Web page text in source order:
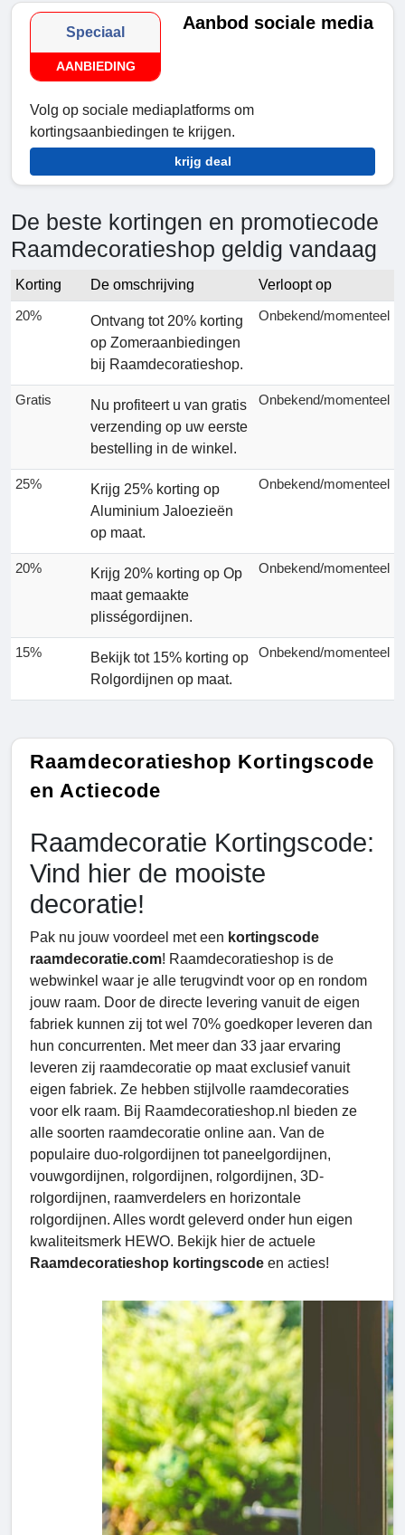
Speciaal
AANBIEDING
Aanbod sociale media
Volg op sociale mediaplatforms om
kortingsaanbiedingen te krijgen.
krijg deal
De beste kortingen en promotiecode
Raamdecoratieshop geldig vandaag
Korting De omschrijving
Verloopt op
20%
Ontvang tot 20% korting
op Zomeraanbiedingen
bij Raamdecoratieshop.
Onbekend/momenteel
Gratis
Nu profiteert u van gratis
verzending op uw eerste
bestelling in de winkel.
Onbekend/momenteel
25%
Krijg 25% korting op
Aluminium Jaloezieën
op maat.
Onbekend/momenteel
20%
Krijg 20% korting op Op
maat gemaakte
plisségordijnen.
Onbekend/momenteel
15%
Bekijk tot 15% korting op
Rolgordijnen op maat.
Onbekend/momenteel
Raamdecoratieshop Kortingscode
en Actiecode
Raamdecoratie Kortingscode:
Vind hier de mooiste
decoratie!
Pak nu jouw voordeel met een kortingscode
raamdecoratie.com! Raamdecoratieshop is de
webwinkel waar je alle terugvindt voor op en rondom
jouw raam. Door de directe levering vanuit de eigen
fabriek kunnen zij tot wel 70% goedkoper leveren dan
hun concurrenten. Met meer dan 33 jaar ervaring
leveren zij raamdecoratie op maat exclusief vanuit
eigen fabriek. Ze hebben stijlvolle raamdecoraties
voor elk raam. Bij Raamdecoratieshop.nl bieden ze
alle soorten raamdecoratie online aan. Van de
populaire duo-rolgordijnen tot paneelgordijnen,
vouwgordijnen, rolgordijnen, rolgordijnen, 3D-
rolgordijnen, raamverdelers en horizontale
rolgordijnen. Alles wordt geleverd onder hun eigen
kwaliteitsmerk HEWO. Bekijk hier de actuele
Raamdecoratieshop kortingscode en acties!